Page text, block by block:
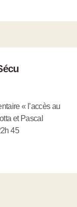
« l’accès au
et Pascal
45